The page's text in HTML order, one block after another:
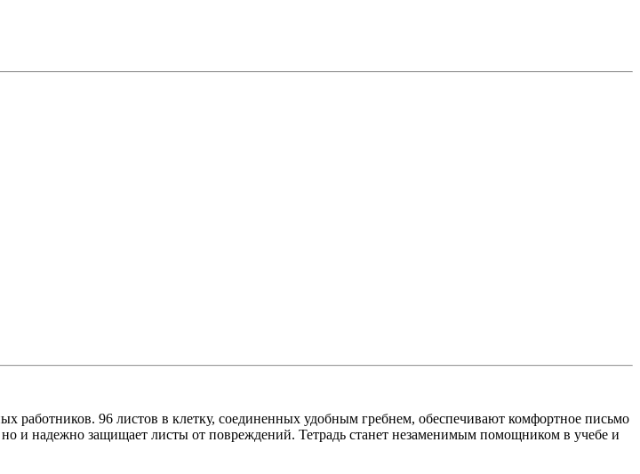
работников. 96 листов в клетку, соединенных удобным гребнем, обеспечивают комфортное письмо
и надежно защищает листы от повреждений. Тетрадь станет незаменимым помощником в учебе и